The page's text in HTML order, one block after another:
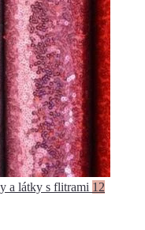
a látky s flitrami 12